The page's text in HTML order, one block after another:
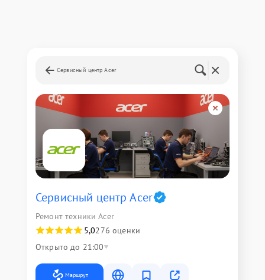
Сервисный центр Acer
Сервисный центр Acer
Ремонт техники Acer
5,0276 оценки
Открыто до 21:00
Маршрут